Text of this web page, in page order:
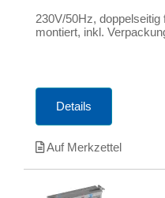
230V/50Hz,
montiert, inkl.
Details
Auf Merkzettel